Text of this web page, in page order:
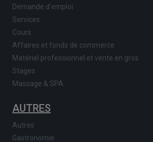
Demande d'emploi
Services
Cours
Affaires et fonds de commerce
Matériel professionnel et vente en gros
Stages
Massage & SPA
AUTRES
Autres
Gastronomie